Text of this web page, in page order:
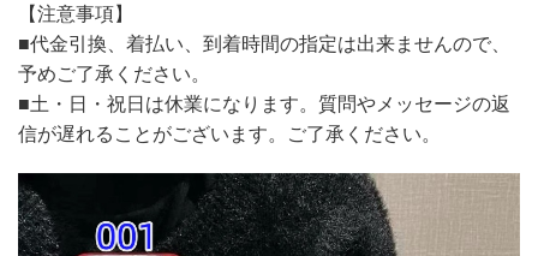
【注意事項】
■代金引換、着払い、到着時間の指定は出来ませんので、
予めご了承ください。
■土・日・祝日は休業になります。質問やメッセージの返
信が遅れることがございます。ご了承ください。